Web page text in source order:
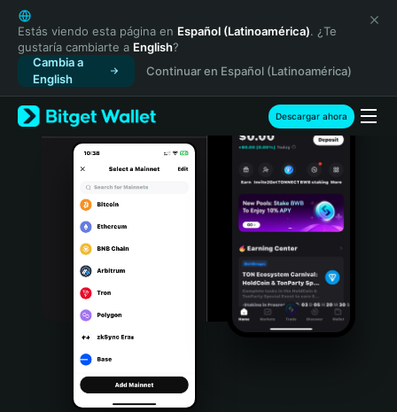
English
日本語
Tiếng Việt
Русский
Español (Latinoamérica)
Türkçe
Italiano
Português (Portugal)
Bahasa Indonesia
Português (Brasil)
Español (Argentina)
Estás viendo esta página en Español (Latinoamérica). ¿Te
gustaría cambiarte a English?
Cambia a
English
Continuar en Español (Latinoamérica)
Descargar ahora